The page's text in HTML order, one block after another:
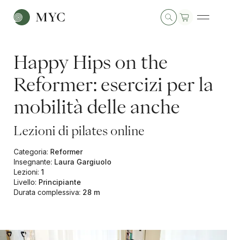
Happy Hips on the
Reformer: esercizi per la
mobilità delle anche
Lezioni di pilates online
Categoria: Reformer
Insegnante: Laura Gargiuolo
Lezioni: 1
Livello: Principiante
Durata complessiva: 28 m